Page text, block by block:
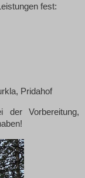
fest:
Pridahof
Vorbereitung,